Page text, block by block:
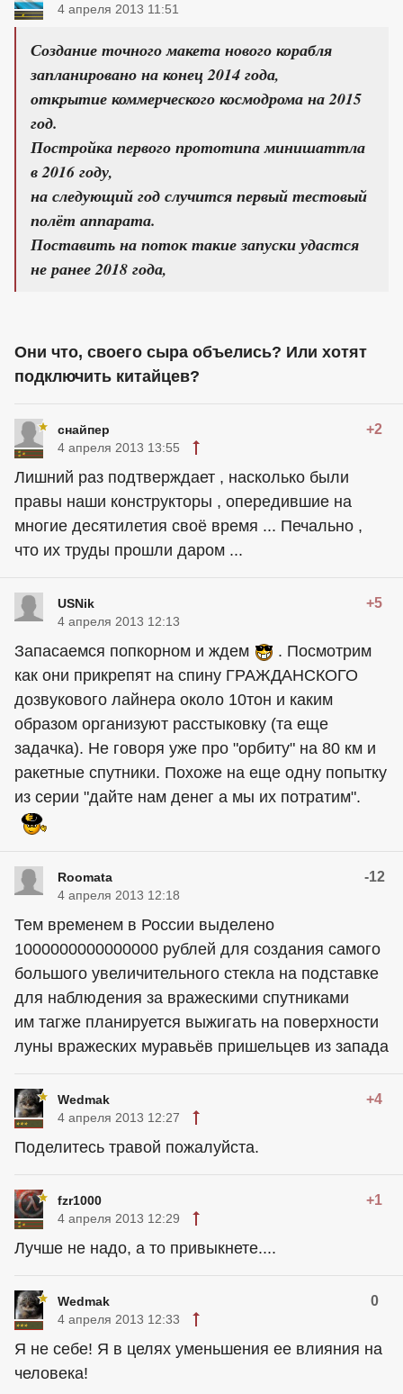
4 апреля 2013 11:51
Создание точного макета нового корабля
запланировано на конец 2014 года,
открытие коммерческого космодрома на 2015
год.
Постройка первого прототипа минишаттла
в 2016 году,
на следующий год случится первый тестовый
полёт аппарата.
Поставить на поток такие запуски удастся
не ранее 2018 года,
Они что, своего сыра объелись? Или хотят
подключить китайцев?
снайпер +2
4 апреля 2013 13:55
Лишний раз подтверждает , насколько были
правы наши конструкторы , опередившие на
многие десятилетия своё время ... Печально ,
что их труды прошли даром ...
USNik +5
4 апреля 2013 12:13
Запасаемся попкорном и ждем
. Посмотрим
как они прикрепят на спину ГРАЖДАНСКОГО
дозвукового лайнера около 10тон и каким
образом организуют расстыковку (та еще
задачка). Не говоря уже про "орбиту" на 80 км и
ракетные спутники. Похоже на еще одну попытку
из серии "дайте нам денег а мы их потратим".
Roomata -12
4 апреля 2013 12:18
Тем временем в России выделено
1000000000000000 рублей для создания самого
большого увеличительного стекла на подставке
для наблюдения за вражескими спутниками
им тагже планируется выжигать на поверхности
луны вражеских муравьёв пришельцев из запада
Wedmak +4
4 апреля 2013 12:27
Поделитесь травой пожалуйста.
fzr1000 +1
4 апреля 2013 12:29
Лучше не надо, а то привыкнете....
Wedmak 0
4 апреля 2013 12:33
Я не себе! Я в целях уменьшения ее влияния на
человека!